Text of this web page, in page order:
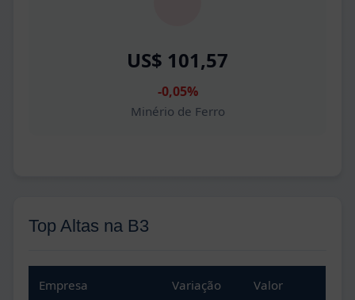
US$ 101,57
-0,05%
Minério de Ferro
Top Altas na B3
Empresa Variação Valor